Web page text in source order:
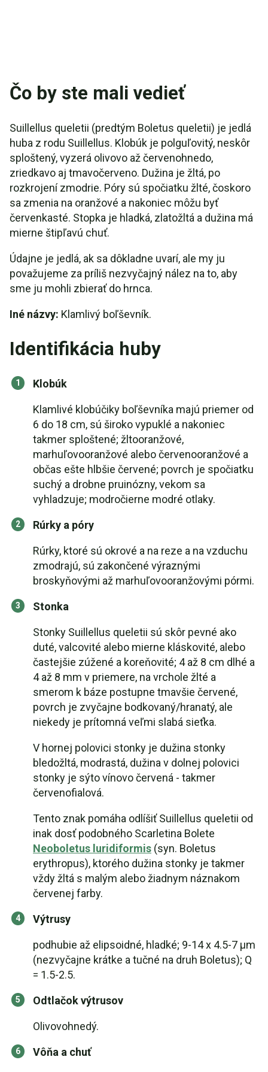
Čo by ste mali vedieť
Suillellus queletii (predtým Boletus queletii) je jedlá
huba z rodu Suillellus. Klobúk je polguľovitý, neskôr
sploštený, vyzerá olivovo až červenohnedo,
zriedkavo aj tmavočerveno. Dužina je žltá, po
rozkrojení zmodrie. Póry sú spočiatku žlté, čoskoro
sa zmenia na oranžové a nakoniec môžu byť
červenkasté. Stopka je hladká, zlatožltá a dužina má
mierne štipľavú chuť.
Údajne je jedlá, ak sa dôkladne uvarí, ale my ju
považujeme za príliš nezvyčajný nález na to, aby
sme ju mohli zbierať do hrnca.
Iné názvy: Klamlivý boľševník.
Identifikácia huby
Klobúk
Klamlivé klobúčiky boľševníka majú priemer od
6 do 18 cm, sú široko vypuklé a nakoniec
takmer sploštené; žltooranžové,
marhuľovooranžové alebo červenooranžové a
občas ešte hlbšie červené; povrch je spočiatku
suchý a drobne pruinózny, vekom sa
vyhladzuje; modročierne modré otlaky.
Rúrky a póry
Rúrky, ktoré sú okrové a na reze a na vzduchu
zmodrajú, sú zakončené výraznými
broskyňovými až marhuľovooranžovými pórmi.
Stonka
Stonky Suillellus queletii sú skôr pevné ako
duté, valcovité alebo mierne kláskovité, alebo
častejšie zúžené a koreňovité; 4 až 8 cm dlhé a
4 až 8 mm v priemere, na vrchole žlté a
smerom k báze postupne tmavšie červené,
povrch je zvyčajne bodkovaný/hranatý, ale
niekedy je prítomná veľmi slabá sieťka.
V hornej polovici stonky je dužina stonky
bledožltá, modrastá, dužina v dolnej polovici
stonky je sýto vínovo červená - takmer
červenofialová.
Tento znak pomáha odlíšiť Suillellus queletii od
inak dosť podobného Scarletina Bolete
Neoboletus luridiformis (syn. Boletus
erythropus), ktorého dužina stonky je takmer
vždy žltá s malým alebo žiadnym náznakom
červenej farby.
Výtrusy
podhubie až elipsoidné, hladké; 9-14 x 4.5-7 µm
(nezvyčajne krátke a tučné na druh Boletus); Q
= 1.5-2.5.
Odtlačok výtrusov
Olivovohnedý.
Vôňa a chuť